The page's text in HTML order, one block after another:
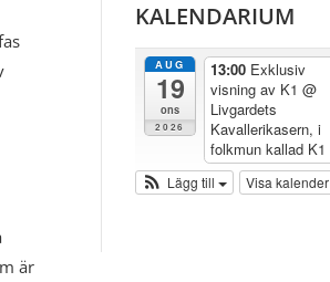
är
KALENDARIUM
AUG
19
ons
2026
13:00 Exklusiv
visning av K1@
Livgardets
Kavallerikasern, i
folkmun kallad K1
Visa kalender
Lägg till